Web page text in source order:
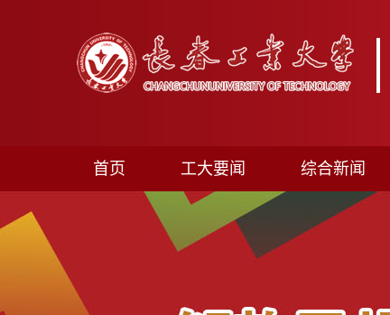
首页 工大要闻 综合新闻